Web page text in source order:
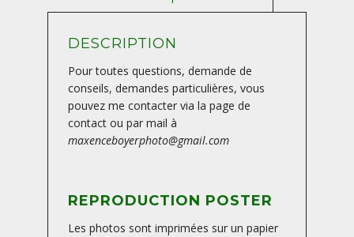
DESCRIPTION
Pour toutes questions, demande de
conseils, demandes particulières, vous
pouvez me contacter via la page de
contact ou par mail à
maxenceboyerphoto@gmail.com
REPRODUCTION POSTER
Les photos sont imprimées sur un papier